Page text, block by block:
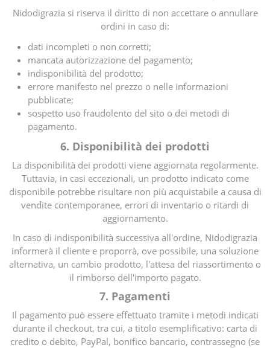
Nidodigrazia si riserva il diritto di non accettare o annullare
ordini in caso di:
dati incompleti o non corretti;
mancata autorizzazione del pagamento;
indisponibilità del prodotto;
errore manifesto nel prezzo o nelle informazioni
pubblicate;
sospetto uso fraudolento del sito o dei metodi di
pagamento.
6. Disponibilità dei prodotti
La disponibilità dei prodotti viene aggiornata regolarmente.
Tuttavia, in casi eccezionali, un prodotto indicato come
disponibile potrebbe risultare non più acquistabile a causa di
vendite contemporanee, errori di inventario o ritardi di
aggiornamento.
In caso di indisponibilità successiva all'ordine, Nidodigrazia
informerà il cliente e proporrà, ove possibile, una soluzione
alternativa, un cambio prodotto, l'attesa del riassortimento o
il rimborso dell'importo pagato.
7. Pagamenti
Il pagamento può essere effettuato tramite i metodi indicati
durante il checkout, tra cui, a titolo esemplificativo: carta di
credito o debito, PayPal, bonifico bancario, contrassegno (se